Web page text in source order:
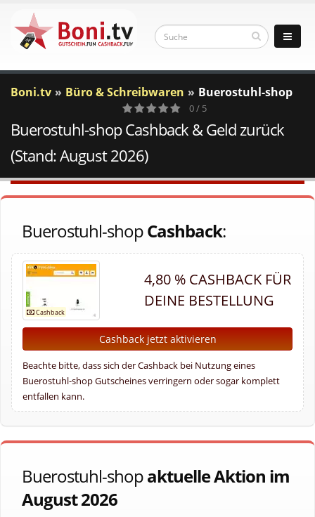
Boni.tv Büro & Schreibwaren Buerostuhl-shop
0
Votes
0 / 5
Buerostuhl-shop Cashback & Geld zurück
(Stand: August 2026)
Buerostuhl-shopCashback:
4,80 % CASHBACK FÜR
DEINE BESTELLUNG
Cashback jetzt aktivieren
Beachte bitte, dass sich der Cashback bei Nutzung eines
Buerostuhl-shop Gutscheines verringern oder sogar komplett
entfallen kann.
Buerostuhl-shopaktuelle Aktion im
August 2026